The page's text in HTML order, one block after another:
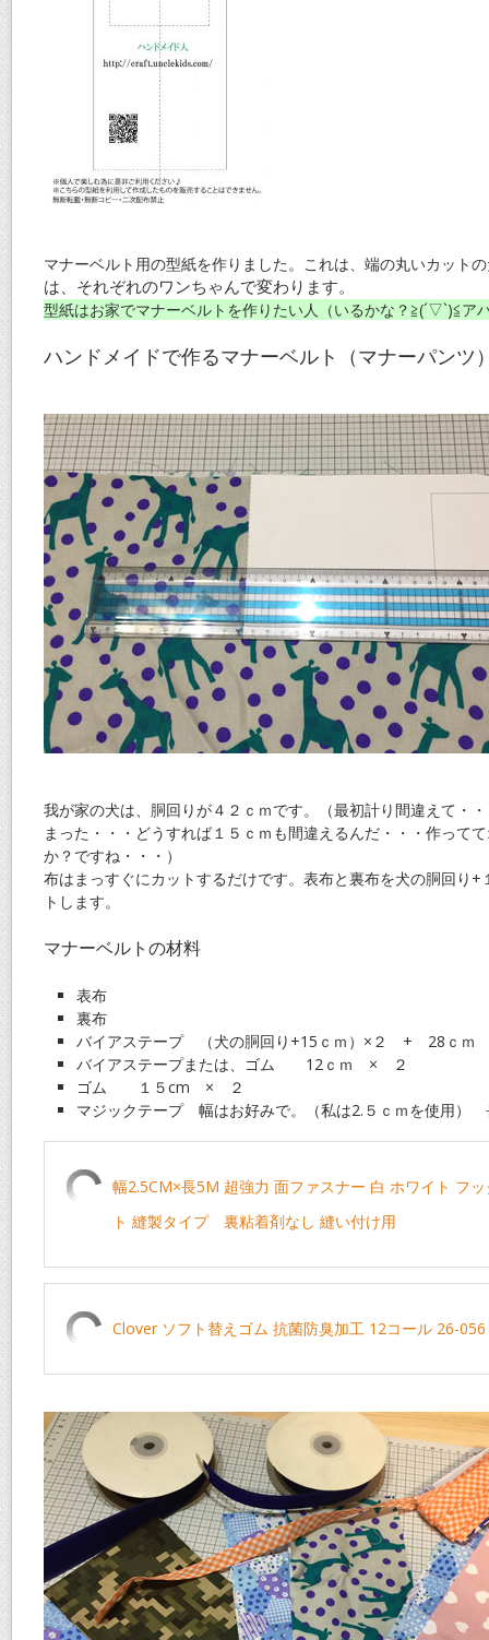
マナーベルト用の型紙を作りました。これは、端の丸いカット
は、それぞれのワンちゃんで変わります。
型紙はお家でマナーベルトを作りたい人（いるかな？≧(´▽`)≦ア
ハンドメイドで作るマナーベルト（マナーパンツ
我が家の犬は、胴回りが４２ｃｍです。（最初計り間違えて・
まった・・・どうすれば１５ｃｍも間違えるんだ・・・作って
か？ですね・・・）
布はまっすぐにカットするだけです。表布と裏布を犬の胴回り
トします。
マナーベルトの材料
表布
裏布
バイアステープ （犬の胴回り+15ｃｍ）×２ + 28ｃｍ
バイアステープまたは、ゴム 12ｃｍ × ２
ゴム １５cm × ２
マジックテープ 幅はお好みで。（私は2.５ｃｍを使用）
幅2.5CM×長5M 超強力 面ファスナー 白 ホワイト フ
ト 縫製タイプ 裏粘着剤なし 縫い付け用
Clover ソフト替えゴム 抗菌防臭加工 12コール 26-056